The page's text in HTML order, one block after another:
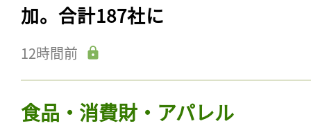
加。合計187社に
12時間前
食品・消費財・アパレル